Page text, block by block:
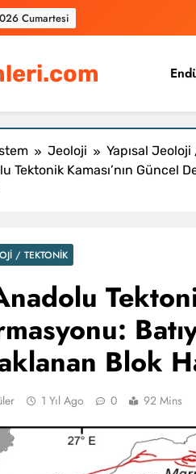
Cumartesi
Jeoloji
Yapısal
Tektonik Kaması’nın Güncel
/ TEKTONIK
Blok
1 Yıl Ago 0 92 Mins